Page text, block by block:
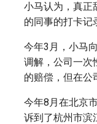
小马认为，真正
的同事的打卡记
今年3月，小马
调解，公司一次
的赔偿，但在公
今年8月在北京
诉到了杭州市滨